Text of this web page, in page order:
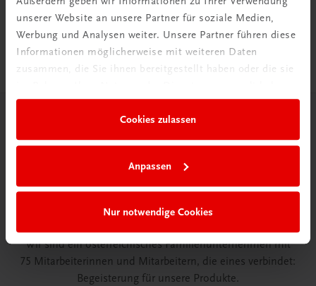
unserer Website an unsere Partner für soziale Medien,
Werbung und Analysen weiter. Unsere Partner führen diese
Informationen möglicherweise mit weiteren Daten
zusammen, die Sie ihnen bereitgestellt haben oder die sie
Cookies zulassen
Anpassen
Nur notwendige Cookies
& Versandkosten sparen
Jetzt anmelden
Herzlich willkommen bei TRAUNER!
Wir sind ein österreichisches Familienunternehmen mit
75 Mitarbeiterinnen und Mitarbeitern, die eines verbindet:
Begeisterung für unsere Produkte.